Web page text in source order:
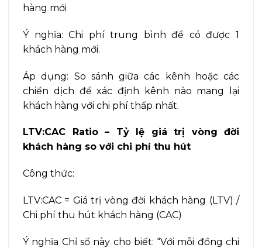
hàng mới
Ý nghĩa: Chi phí trung bình để có được 1
khách hàng mới.
Áp dụng: So sánh giữa các kênh hoặc các
chiến dịch để xác định kênh nào mang lại
khách hàng với chi phí thấp nhất.
LTV:CAC Ratio – Tỷ lệ giá trị vòng đời
khách hàng so với chi phí thu hút
Công thức:
LTV:CAC = Giá trị vòng đời khách hàng (LTV) /
Chi phí thu hút khách hàng (CAC)
Ý nghĩa Chỉ số này cho biết: “Với mỗi đồng chi